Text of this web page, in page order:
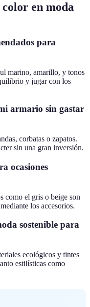
en moda
para
marino, amarillo, y tonos
y jugar con los
armario sin gastar
corbatas o zapatos.
sin una gran inversión.
ocasiones
como el gris o beige son
los accesorios.
sostenible para
ecológicos y tintes
estilísticas como